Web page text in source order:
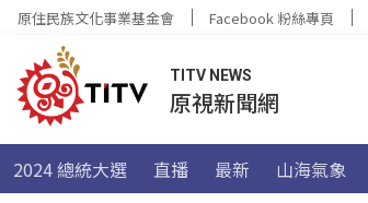
原住民族文化事業基金會 Facebook 粉絲專頁
TITV NEWS
原視新聞網
2024 總統大選 直播 最新 山海氣象